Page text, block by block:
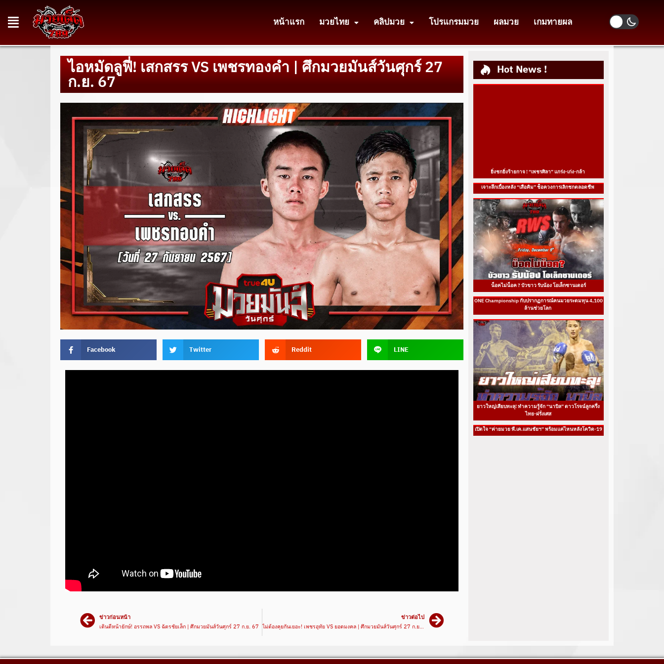
หน้าแรก มวยไทย คลิปมวย โปรแกรมมวย ผลมวย เกมทายผล
ไอหมัดลูฟี่! เสกสรร VS เพชรทองคำ | ศึกมวยมันส์วันศุกร์ 27
ก.ย. 67
Facebook Twitter Reddit LINE
ข่าวก่อนหน้า
เดินตีหน้ายักษ์! อรรถพล VS ฉัตรชัยเล็ก | ศึกมวยมันส์วันศุกร์ 27 ก.ย. 67
ข่าวต่อไป
ไม่ต้องคุยกันเยอะ! เพชรอุทัย VS ยอดมงคล | ศึกมวยมันส์วันศุกร์ 27 ก.ย. 67
Hot News !
ยิ่งชกยิ่งร้ายกาจ ! “เพชรศิลา” แกร่ง-เก่ง-กล้า
เจาะลึกเบื้องหลัง “เสือคิม” ช็อควงการเลิกชกตลอดชีพ
น็อคไม่น็อค ? บัวขาว รับน้อง โอเล็กซานเดอร์
ONE Championship กับปรากฏการณ์คนมวยระดมทุน 4,100
ล้านช่วยโลก
ยาวใหญ่เสียบทะลุ! ทำความรู้จัก “นาบิล” ดาวโรจน์ลูกครึ่ง
ไทย-ฝรั่งเศส
เปิดใจ “ค่ายมวย พี.เค.แสนชัยฯ” พร้อมแค่ไหนหลังโควิด-19